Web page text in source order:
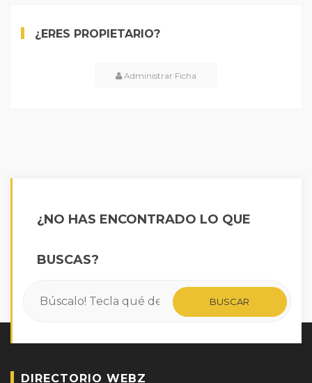
¿ERES PROPIETARIO?
Administrar Ficha
¿NO HAS ENCONTRADO LO QUE
BUSCAS?
DIRECTORIO WEBZ